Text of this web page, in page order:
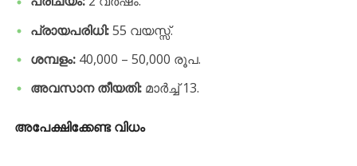
പ്രായപരിധി:55 വയസ്സ്.
ശമ്പളം:40,000 – 50,000 രൂപ.
അവസാന തീയതി:മാർച്ച് 13.
അപേക്ഷിക്കേണ്ട വിധം